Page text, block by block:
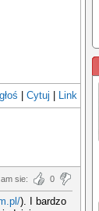
Cytuj Link
sie: 0
). I bardzo